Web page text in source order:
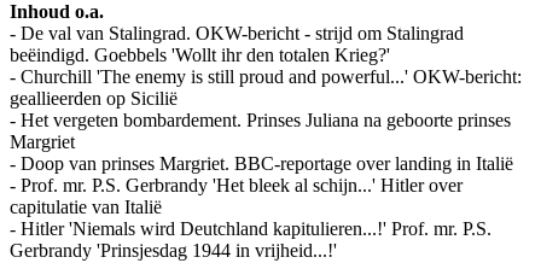
Inhoud o.a.
- De val van Stalingrad. OKW-bericht - strijd om Stalingrad
beëindigd. Goebbels 'Wollt ihr den totalen Krieg?'
- Churchill 'The enemy is still proud and powerful...' OKW-bericht:
geallieerden op Sicilië
- Het vergeten bombardement. Prinses Juliana na geboorte prinses
Margriet
- Doop van prinses Margriet. BBC-reportage over landing in Italië
- Prof. mr. P.S. Gerbrandy 'Het bleek al schijn...' Hitler over
capitulatie van Italië
- Hitler 'Niemals wird Deutchland kapitulieren...!' Prof. mr. P.S.
Gerbrandy 'Prinsjesdag 1944 in vrijheid...!'